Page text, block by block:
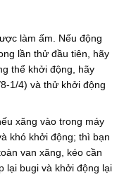
làm ấm. Nếu động
lần thử đầu tiên, hãy
thể khởi động, hãy
1/4) và thử khởi động
xăng vào trong máy
khó khởi động; thì bạn
van xăng, kéo cần
lại bugi và khởi động lại